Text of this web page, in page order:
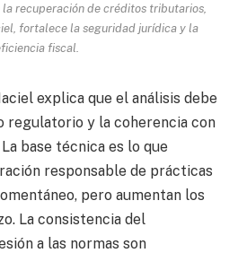
recuperación de créditos tributarios,
fortalece la seguridad jurídica y la
fiscal.
explica que el análisis debe
regulatorio y la coherencia con
base técnica es lo que
responsable de prácticas
pero aumentan los
La consistencia del
a las normas son